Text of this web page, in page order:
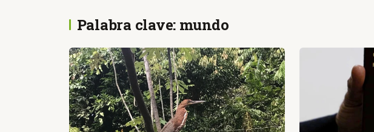
Palabra clave: mundo